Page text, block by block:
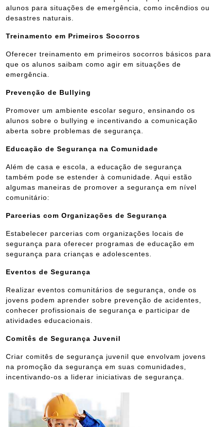
alunos para situações de emergência, como incêndios ou
desastres naturais.
Treinamento em Primeiros Socorros
Oferecer treinamento em primeiros socorros básicos para
que os alunos saibam como agir em situações de
emergência.
Prevenção de Bullying
Promover um ambiente escolar seguro, ensinando os
alunos sobre o bullying e incentivando a comunicação
aberta sobre problemas de segurança.
Educação de Segurança na Comunidade
Além de casa e escola, a educação de segurança
também pode se estender à comunidade. Aqui estão
algumas maneiras de promover a segurança em nível
comunitário:
Parcerias com Organizações de Segurança
Estabelecer parcerias com organizações locais de
segurança para oferecer programas de educação em
segurança para crianças e adolescentes.
Eventos de Segurança
Realizar eventos comunitários de segurança, onde os
jovens podem aprender sobre prevenção de acidentes,
conhecer profissionais de segurança e participar de
atividades educacionais.
Comitês de Segurança Juvenil
Criar comitês de segurança juvenil que envolvam jovens
na promoção da segurança em suas comunidades,
incentivando-os a liderar iniciativas de segurança.